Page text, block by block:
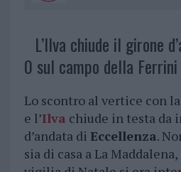
L’Ilva chiude il girone
0 sul campo della Ferrini
Lo scontro al vertice con la
e l’Ilva chiude in testa da
d’andata di Eccellenza.
sia di casa a La